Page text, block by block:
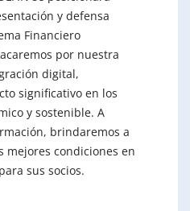
y defensa
Financiero
por nuestra
digital,
significativo en los
y sostenible. A
brindaremos a
mejores condiciones en
sus socios.